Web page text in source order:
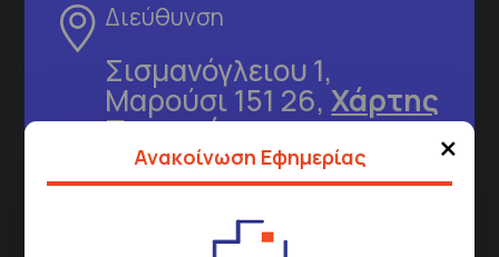
×
Ανακοίνωση Εφημερίας
Διεύθυνση
Σισμανόγλειου 1,
Μαρούσι 151 26,Χάρτης
Περιοχής